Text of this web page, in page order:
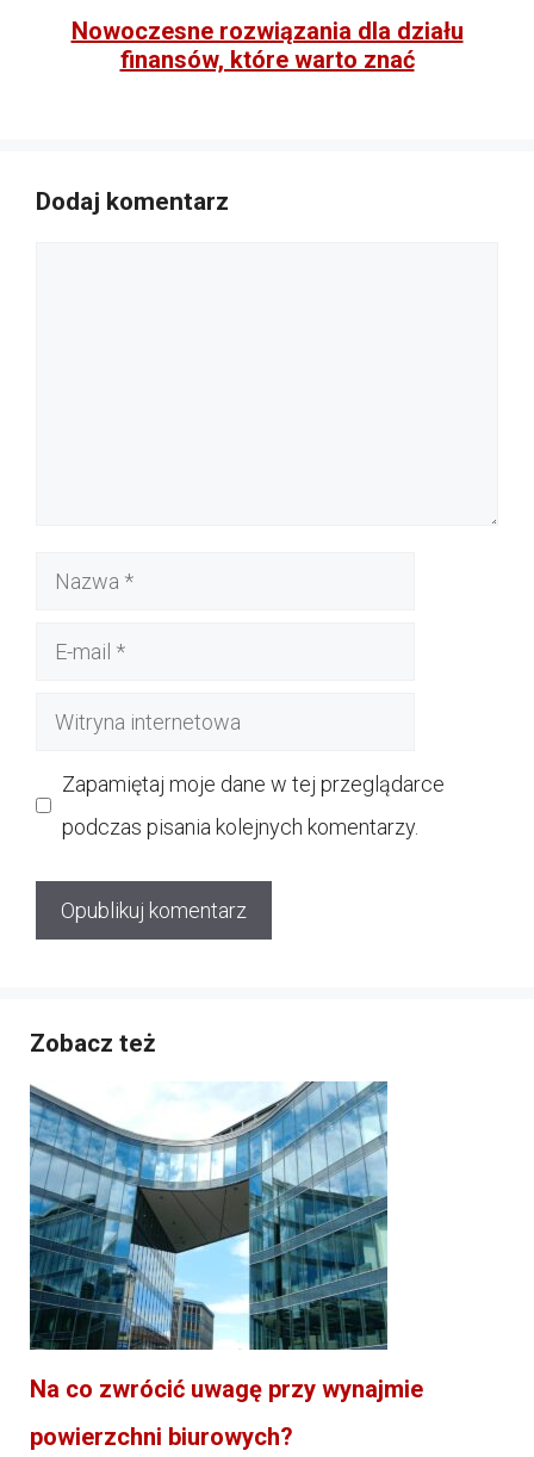
Nowoczesne rozwiązania dla działu
finansów, które warto znać
Dodaj komentarz
Nazwa
Witryna
Zapamiętaj moje dane w tej przeglądarce
podczas pisania kolejnych komentarzy.
Zobacz też
Na co zwrócić uwagę przy wynajmie
powierzchni biurowych?